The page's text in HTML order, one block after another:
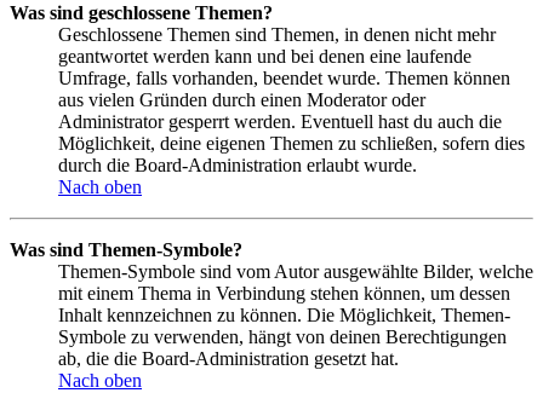
Was sind geschlossene Themen?
Geschlossene Themen sind Themen, in denen nicht mehr
geantwortet werden kann und bei denen eine laufende
Umfrage, falls vorhanden, beendet wurde. Themen können
aus vielen Gründen durch einen Moderator oder
Administrator gesperrt werden. Eventuell hast du auch die
Möglichkeit, deine eigenen Themen zu schließen, sofern dies
durch die Board-Administration erlaubt wurde.
Nach oben
Was sind Themen-Symbole?
Themen-Symbole sind vom Autor ausgewählte Bilder, welche
mit einem Thema in Verbindung stehen können, um dessen
Inhalt kennzeichnen zu können. Die Möglichkeit, Themen-
Symbole zu verwenden, hängt von deinen Berechtigungen
ab, die die Board-Administration gesetzt hat.
Nach oben